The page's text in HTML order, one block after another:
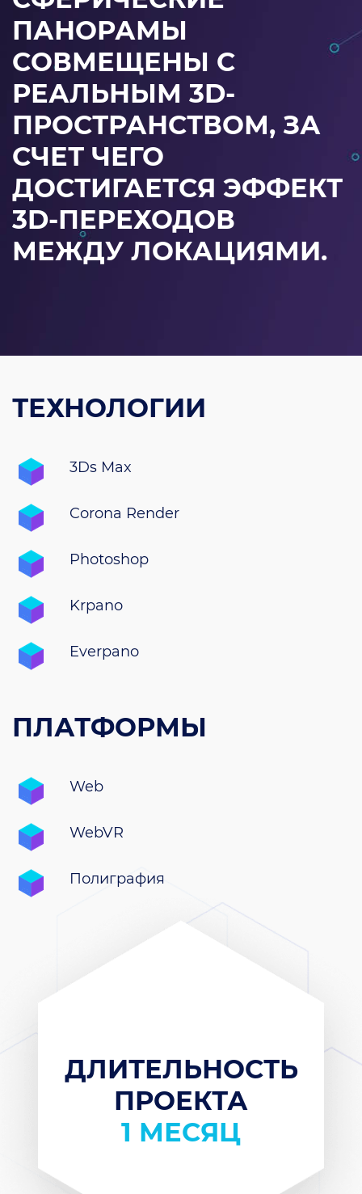
ПАНОРАМЫ
СОВМЕЩЕНЫ С
РЕАЛЬНЫМ 3D-
ПРОСТРАНСТВОМ, ЗА
СЧЕТ ЧЕГО
ДОСТИГАЕТСЯ ЭФФЕКТ
3D-ПЕРЕХОДОВ
МЕЖДУ ЛОКАЦИЯМИ.
ДЛИТЕЛЬНОСТЬ
ПРОЕКТА
1 МЕСЯЦ
ТЕХНОЛОГИИ
3Ds Max
Corona Render
Photoshop
Krpano
Everpano
ПЛАТФОРМЫ
Web
WebVR
Полиграфия